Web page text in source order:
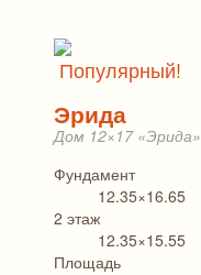
Популярный!
Эрида
Дом 12×17 «Эрида»
Фундамент
12.35×16.65
2 этаж
12.35×15.55
Площадь